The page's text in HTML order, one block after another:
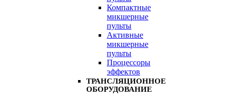
Компактные
микшерные
пульты
Активные
микшерные
пульты
Процессоры
эффектов
ТРАНСЛЯЦИОННОЕ
ОБОРУДОВАНИЕ